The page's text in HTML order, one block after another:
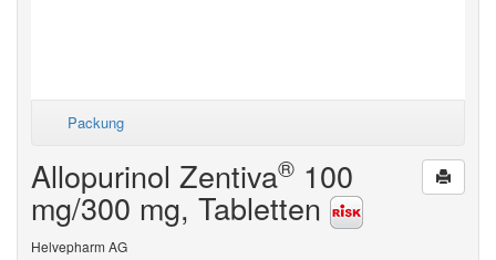
Packung
Allopurinol Zentiva® 100
mg/300 mg, Tabletten
Helvepharm AG